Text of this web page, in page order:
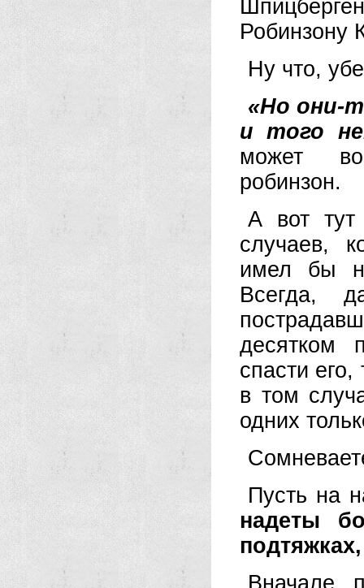
Робинзону
Ну что,
«Но они-
и того
может
робинзон.
А вот тут
случаев,
имел бы
Всегда,
десятком
спасти
в том
одних
Пусть на
надеты
Вначале